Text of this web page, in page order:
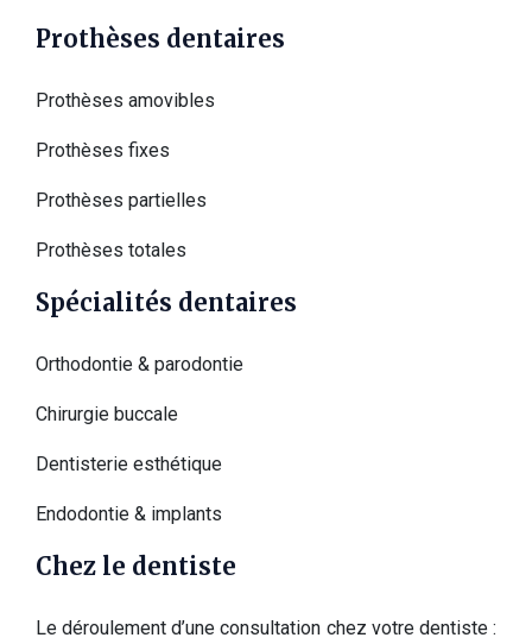
Prothèses dentaires
Prothèses amovibles
Prothèses fixes
Prothèses partielles
Prothèses totales
Spécialités dentaires
Orthodontie & parodontie
Chirurgie buccale
Dentisterie esthétique
Endodontie & implants
Chez le dentiste
Le déroulement d’une consultation chez votre dentiste :